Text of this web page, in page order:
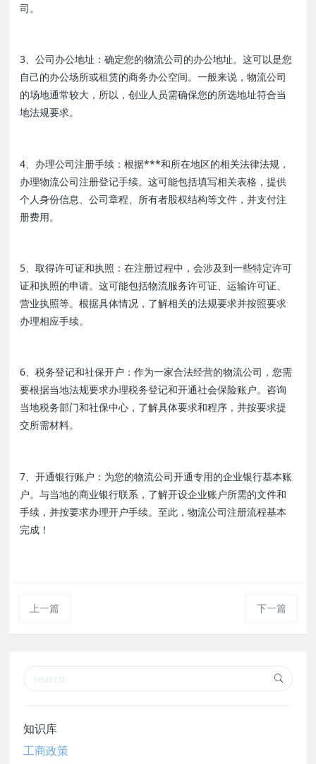
司。
3、公司办公地址：确定您的物流公司的办公地址。这可以是您
自己的办公场所或租赁的商务办公空间。一般来说，物流公司
的场地通常较大，所以，创业人员需确保您的所选地址符合当
地法规要求。
4、办理公司注册手续：根据***和所在地区的相关法律法规，
办理物流公司注册登记手续。这可能包括填写相关表格，提供
个人身份信息、公司章程、所有者股权结构等文件，并支付注
册费用。
5、取得许可证和执照：在注册过程中，会涉及到一些特定许可
证和执照的申请。这可能包括物流服务许可证、运输许可证、
营业执照等。根据具体情况，了解相关的法规要求并按照要求
办理相应手续。
6、税务登记和社保开户：作为一家合法经营的物流公司，您需
要根据当地法规要求办理税务登记和开通社会保险账户。咨询
当地税务部门和社保中心，了解具体要求和程序，并按要求提
交所需材料。
7、开通银行账户：为您的物流公司开通专用的企业银行基本账
户。与当地的商业银行联系，了解开设企业账户所需的文件和
手续，并按要求办理开户手续。至此，物流公司注册流程基本
完成！
上一篇 下一篇
知识库
工商政策